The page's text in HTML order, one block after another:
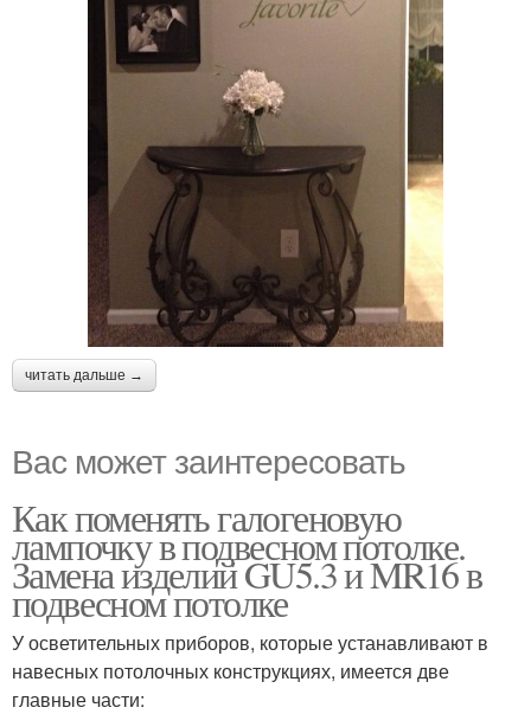
читать дальше →
Вас может заинтересовать
Как поменять галогеновую
лампочку в подвесном потолке.
Замена изделий GU5.3 и MR16 в
подвесном потолке
У осветительных приборов, которые устанавливают в
навесных потолочных конструкциях, имеется две
главные части: